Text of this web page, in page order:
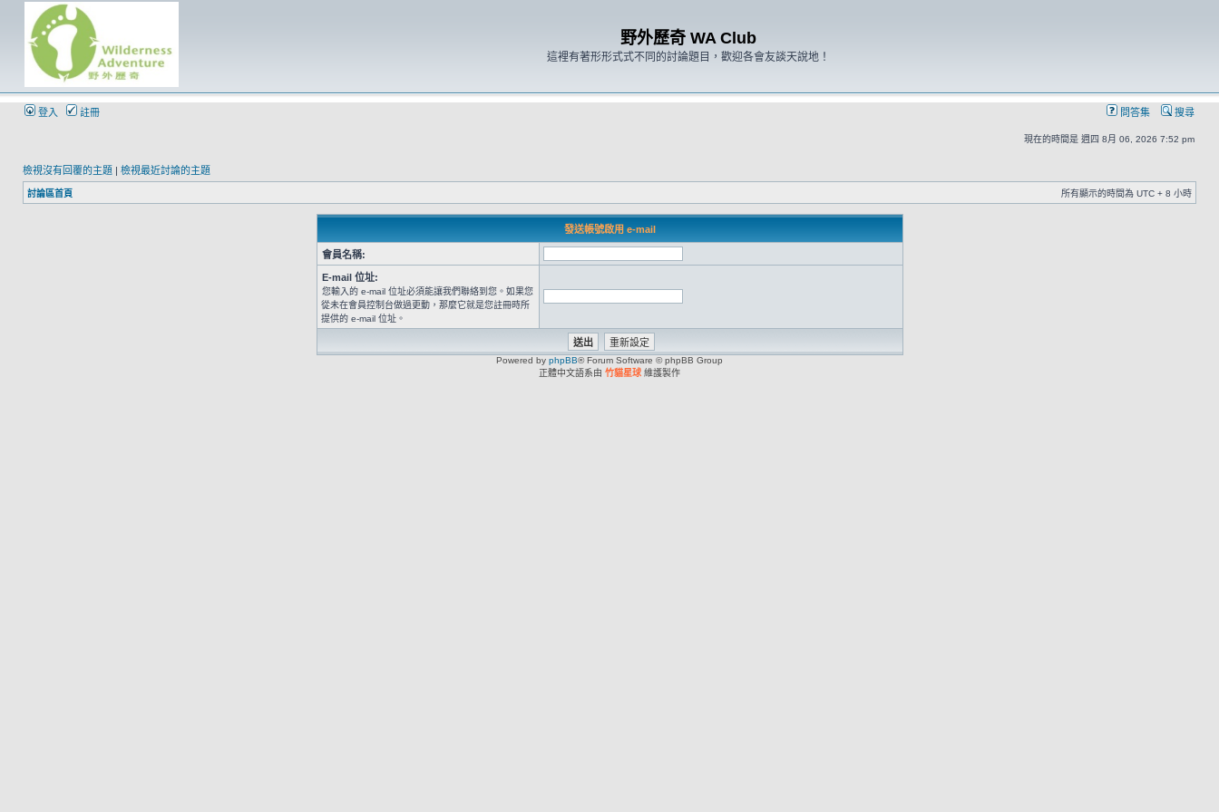
野外歷奇 WA Club
這裡有著形形式式不同的討論題目，歡迎各會友談天說地！
登入 註冊 問答集 搜尋
現在的時間是 週四 8月 06, 2026 7:52 pm
檢視沒有回覆的主題 | 檢視最近討論的主題
討論區首頁 所有顯示的時間為 UTC + 8 小時
發送帳號啟用 e-mail
會員名稱:
E-mail 位址:
您輸入的 e-mail 位址必須能讓我們聯絡到您。如果您
從未在會員控制台做過更動，那麼它就是您註冊時所
提供的 e-mail 位址。
Powered by phpBB® Forum Software © phpBB Group
正體中文語系由 竹貓星球 維護製作